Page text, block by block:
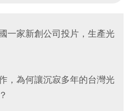
一家新創公司投片，生產光
，為何讓沉寂多年的台灣光